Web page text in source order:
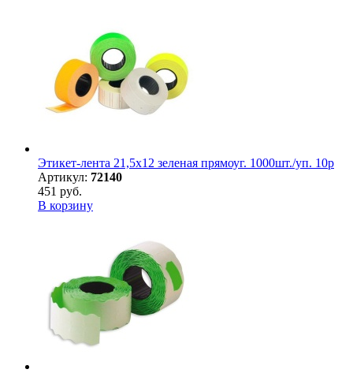
Этикет-лента 21,5х12 зеленая прямоуг. 1000шт./уп. 10р
Артикул: 72140
451 руб.
В корзину